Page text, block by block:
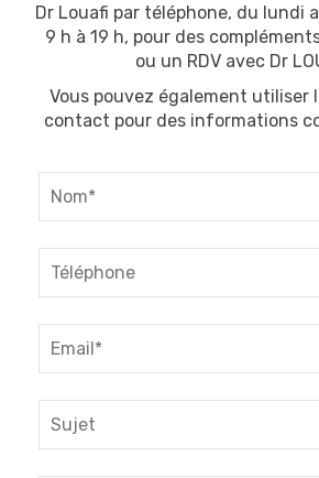
Dr Louafi par téléphone, du lundi
9 h à 19 h, pour des
ou un RDV avec Dr
Vous pouvez également utiliser
contact pour des informations